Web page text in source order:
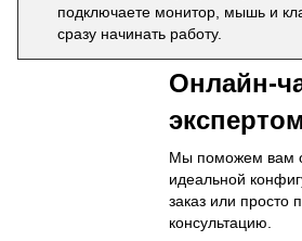
подключаете монитор, мышь и
сразу начинать работу.
Онлайн-
экспертом
Мы поможем вам
идеальной
заказ или просто
консультацию.